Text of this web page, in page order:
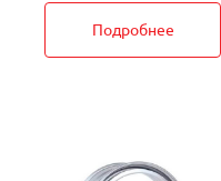
Подробнее